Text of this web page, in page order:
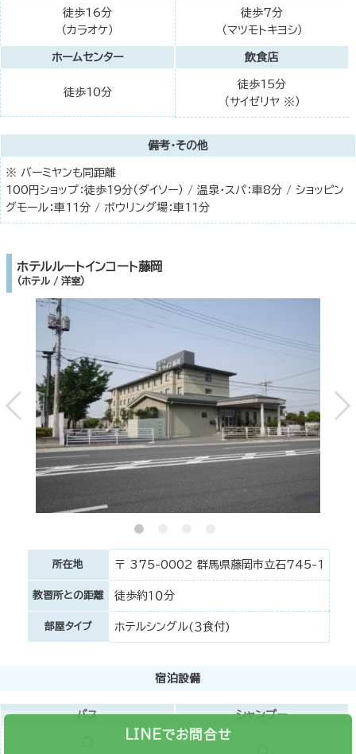
徒歩16分
（カラオケ）
徒歩7分
（マツモトキヨシ）
ホームセンター
徒歩10分
飲食店
徒歩15分
（サイゼリヤ ※）
備考・その他
※ バーミヤンも同距離
100円ショップ：徒歩19分（ダイソー） / 温泉・スパ：車8分 / ショッピン
グモール：車11分 / ボウリング場：車11分
ホテルルートインコート藤岡
（ホテル / 洋室）
所在地 〒 375-0002 群馬県藤岡市立石745-1
教習所との距離 徒歩約１０分
部屋タイプ ホテルシングル(３食付)
宿泊設備
バス シャンプー
LINEでお問合せ